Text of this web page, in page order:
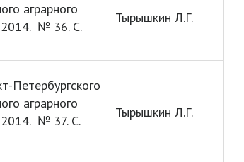
аграрного
2014. № 36. С.
Тырышкин Л.Г.
Петербургского
аграрного
2014. № 37. С.
Тырышкин Л.Г.